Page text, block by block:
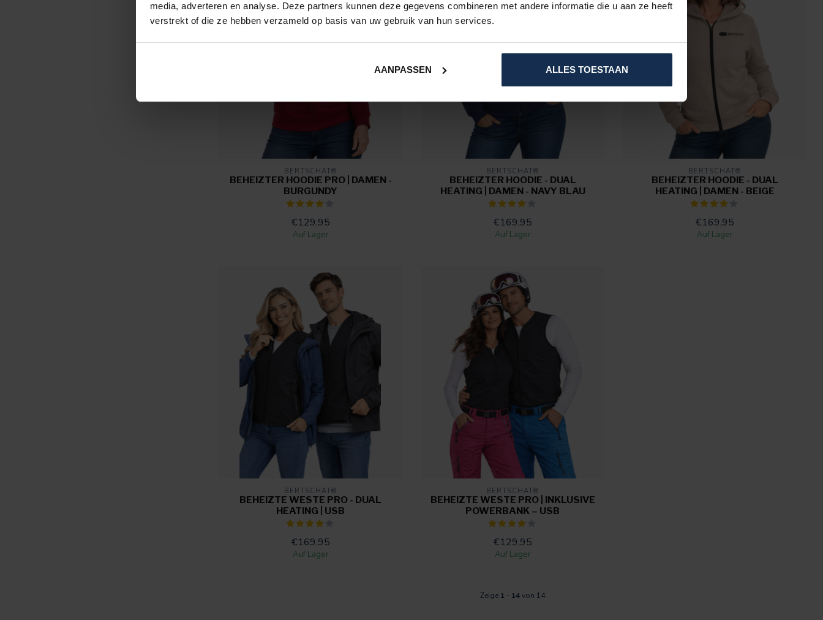
media, adverteren en analyse. Deze partners kunnen deze gegevens combineren met andere informatie die u aan ze heeft
verstrekt of die ze hebben verzameld op basis van uw gebruik van hun services.
AANPASSEN ALLES TOESTAAN
BERTSCHAT®
BEHEIZTER HOODIE PRO | DAMEN -
BURGUNDY
€129,95
Auf Lager
BERTSCHAT®
BEHEIZTER HOODIE - DUAL
HEATING | DAMEN - NAVY BLAU
€169,95
Auf Lager
BERTSCHAT®
BEHEIZTER HOODIE - DUAL
HEATING | DAMEN - BEIGE
€169,95
Auf Lager
BERTSCHAT®
BEHEIZTE WESTE PRO - DUAL
HEATING | USB
€169,95
Auf Lager
BERTSCHAT®
BEHEIZTE WESTE PRO | INKLUSIVE
POWERBANK – USB
€129,95
Auf Lager
Zeige 1 - 14von 14